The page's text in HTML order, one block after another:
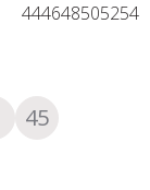
444648505254
45